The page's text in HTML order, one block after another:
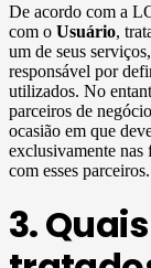
De acordo com a
com o Usuário,
um de seus
responsável por
utilizados. No
parceiros de
ocasião em que
exclusivamente nas
com esses parceiros.
3.